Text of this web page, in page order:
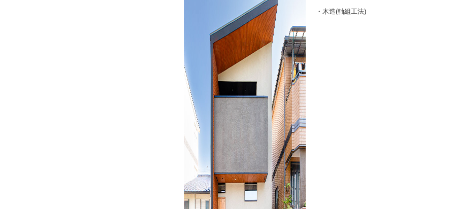
・木造(軸組工法)